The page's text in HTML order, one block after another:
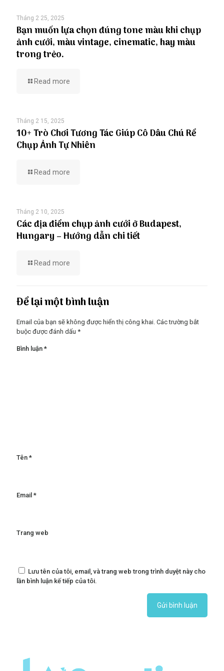
Tháng 2 25, 2025
Bạn muốn lựa chọn đúng tone màu khi chụp
ảnh cưới, màu vintage, cinematic, hay màu
trong trẻo.
Read more
Tháng 2 15, 2025
10+ Trò Chơi Tương Tác Giúp Cô Dâu Chú Rể
Chụp Ảnh Tự Nhiên
Read more
Tháng 2 10, 2025
Các địa điểm chụp ảnh cưới ở Budapest,
Hungary – Hướng dẫn chi tiết
Read more
Để lại một bình luận
Email của bạn sẽ không được hiển thị công khai. Các trường bắt
buộc được đánh dấu *
Bình luận *
Tên *
Email *
Trang web
Lưu tên của tôi, email, và trang web trong trình duyệt này cho
lần bình luận kế tiếp của tôi.